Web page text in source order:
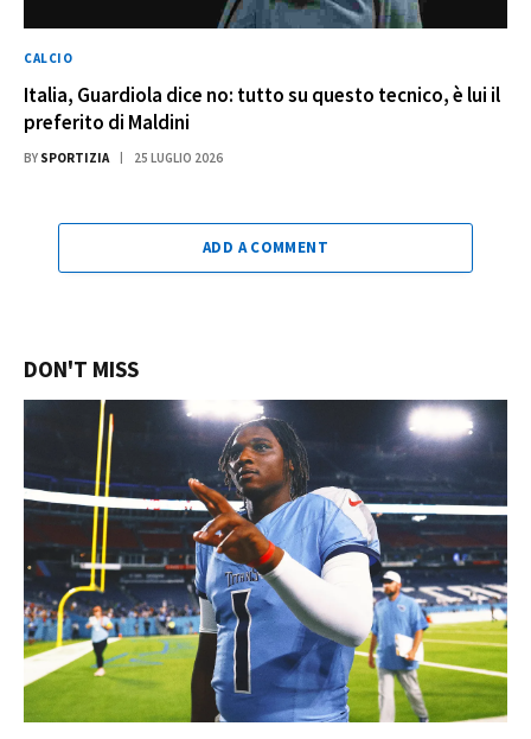
CALCIO
Italia, Guardiola dice no: tutto su questo tecnico, è lui il
preferito di Maldini
BY SPORTIZIA 25 LUGLIO 2026
ADD A COMMENT
DON'T MISS